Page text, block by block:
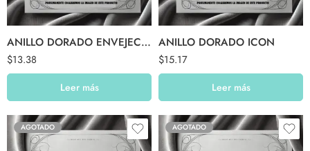
ANILLO DORADO ENVEJECIDO BRILLO VERDE
$13.38
Leer más
ANILLO DORADO ICON
$15.17
Leer más
AGOTADO AGOTADO